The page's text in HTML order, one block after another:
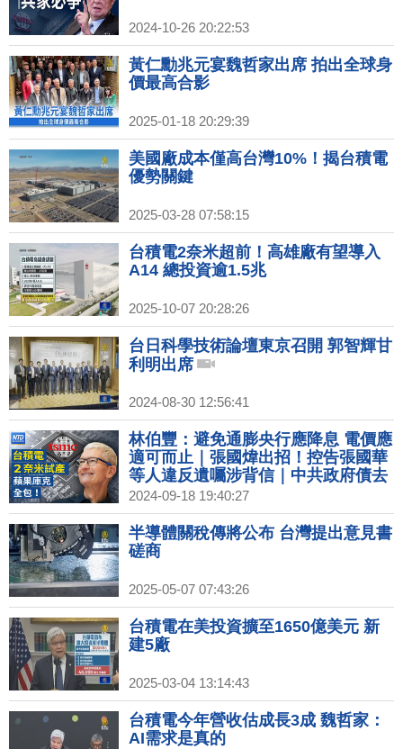
2024-10-26 20:22:53
黃仁勳兆元宴魏哲家出席 拍出全球身
價最高合影
2025-01-18 20:29:39
美國廠成本僅高台灣10%！揭台積電
優勢關鍵
2025-03-28 07:58:15
台積電2奈米超前！高雄廠有望導入
A14 總投資逾1.5兆
2025-10-07 20:28:26
台日科學技術論壇東京召開 郭智輝甘
利明出席
2024-08-30 12:56:41
林伯豐：避免通膨央行應降息 電價應
適可而止｜張國煒出招！控告張國華
等人違反遺囑涉背信｜中共政府債去
年逾70兆 專家：債務將連環爆｜中國
製DUV生產65奈米晶片扯8奈米 遭打
臉
2024-09-18 19:40:27
半導體關稅傳將公布 台灣提出意見書
磋商
2025-05-07 07:43:26
台積電在美投資擴至1650億美元 新
建5廠
2025-03-04 13:14:43
台積電今年營收估成長3成 魏哲家：
AI需求是真的